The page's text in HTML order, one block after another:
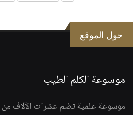
حول الموقع
موسوعة الكلم الطيب
موسوعة علمية تضم عشرات الآلاف من